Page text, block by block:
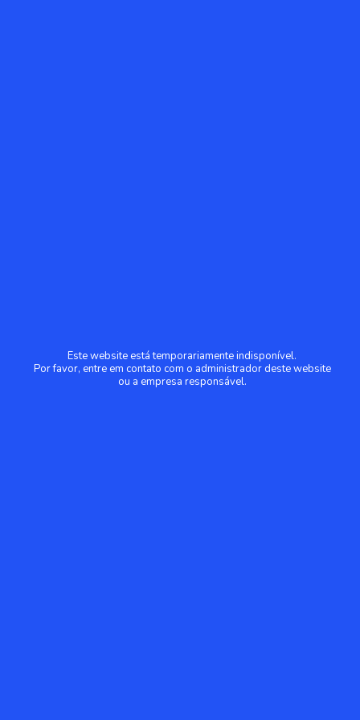
Este website está temporariamente indisponível.
Por favor, entre em contato com o administrador deste website
ou a empresa responsável.